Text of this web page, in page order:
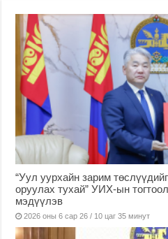
“Уул уурхайн зарим
оруулах тухай” УИХ-ын
мэдүүлэв
2026 оны 6 сар 26 / 10 цаг 35 минут